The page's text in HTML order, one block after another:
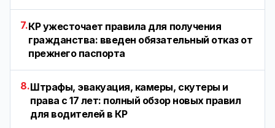
7.КР ужесточает правила для получения
гражданства: введен обязательный отказ от
прежнего паспорта
8.Штрафы, эвакуация, камеры, скутеры и
права с 17 лет: полный обзор новых правил
для водителей в КР